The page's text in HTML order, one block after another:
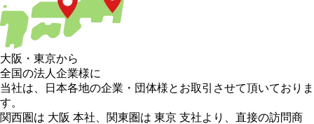
大阪 ・ 東京から
全国の法人企業様に
当社は、日本各地の企業・団体様とお取引させて頂いておりま
す。
関西圏は 大阪 本社
関東圏は 東京 支社より、直接の訪問商